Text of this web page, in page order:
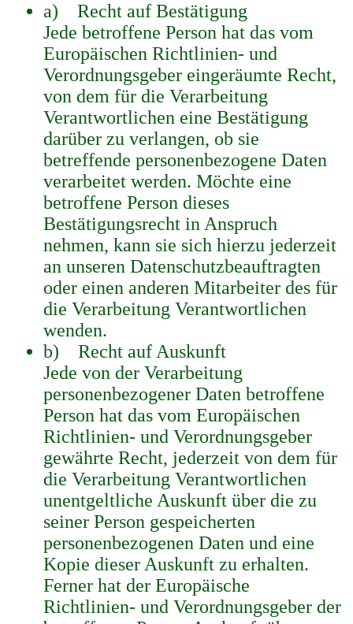
a) Recht auf Bestätigung
Jede betroffene Person hat das vom
Europäischen Richtlinien- und
Verordnungsgeber eingeräumte Recht,
von dem für die Verarbeitung
Verantwortlichen eine Bestätigung
darüber zu verlangen, ob sie
betreffende personenbezogene Daten
verarbeitet werden. Möchte eine
betroffene Person dieses
Bestätigungsrecht in Anspruch
nehmen, kann sie sich hierzu jederzeit
an unseren Datenschutzbeauftragten
oder einen anderen Mitarbeiter des für
die Verarbeitung Verantwortlichen
wenden.
b) Recht auf Auskunft
Jede von der Verarbeitung
personenbezogener Daten betroffene
Person hat das vom Europäischen
Richtlinien- und Verordnungsgeber
gewährte Recht, jederzeit von dem für
die Verarbeitung Verantwortlichen
unentgeltliche Auskunft über die zu
seiner Person gespeicherten
personenbezogenen Daten und eine
Kopie dieser Auskunft zu erhalten.
Ferner hat der Europäische
Richtlinien- und Verordnungsgeber der